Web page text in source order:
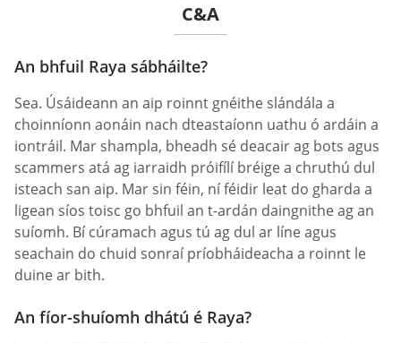
C&A
An bhfuil Raya sábháilte?
Sea. Úsáideann an aip roinnt gnéithe slándála a
choinníonn aonáin nach dteastaíonn uathu ó ardáin a
iontráil. Mar shampla, bheadh sé deacair ag bots agus
scammers atá ag iarraidh próifílí bréige a chruthú dul
isteach san aip. Mar sin féin, ní féidir leat do gharda a
ligean síos toisc go bhfuil an t-ardán daingnithe ag an
suíomh. Bí cúramach agus tú ag dul ar líne agus
seachain do chuid sonraí príobháideacha a roinnt le
duine ar bith.
An fíor-shuíomh dhátú é Raya?